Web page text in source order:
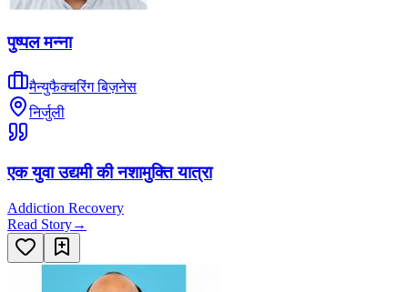
पुष्पल मन्ना
मैन्युफैक्चरिंग बिज़नेस
निर्जुली
एक युवा उद्यमी की नशामुक्ति यात्रा
Addiction Recovery
Read Story→